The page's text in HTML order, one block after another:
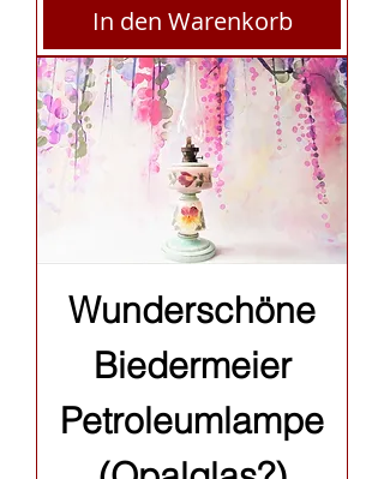
In den Warenkorb
Wunderschöne
Biedermeier
Petroleumlampe